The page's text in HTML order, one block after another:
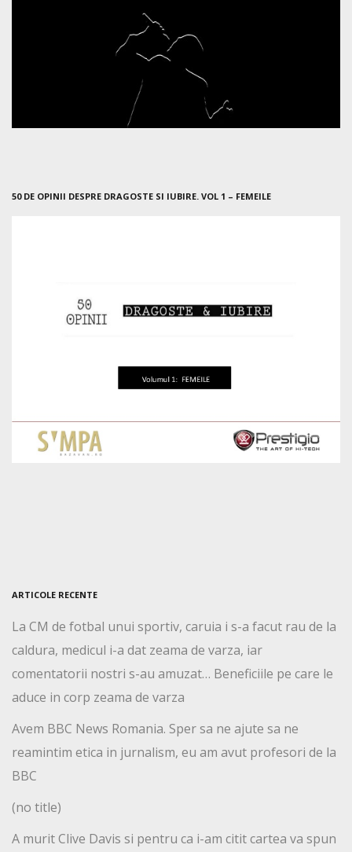
50 DE OPINII DESPRE DRAGOSTE SI IUBIRE. VOL 1 – FEMEILE
ARTICOLE RECENTE
La CM de fotbal unui sportiv, caruia i s-a facut rau de la
caldura, medicul i-a dat zeama de varza, iar
comentatorii nostri s-au amuzat… Beneficiile pe care le
aduce in corp zeama de varza
Avem BBC News Romania. Sper sa ne ajute sa ne
reamintim etica in jurnalism, eu am avut profesori de la
BBC
(no title)
A murit Clive Davis si pentru ca i-am citit cartea va spun